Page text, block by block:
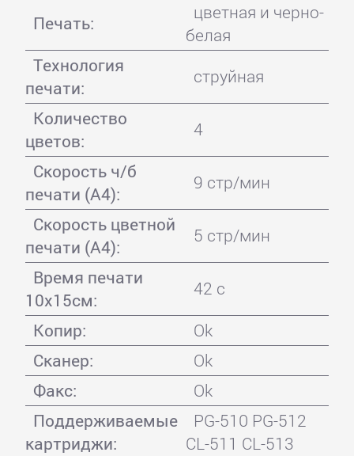
Печать:
цветная и черно-
белая
Технология
печати:
струйная
Количество
цветов:
4
Скорость ч/б
печати (А4):
9 стр/мин
Скорость цветной
печати (А4):
5 стр/мин
Время печати
10x15см:
42 с
Копир:
Ok
Сканер:
Ok
Факс:
Ok
Поддерживаемые
картриджи:
PG-510 PG-512
CL-511 CL-513